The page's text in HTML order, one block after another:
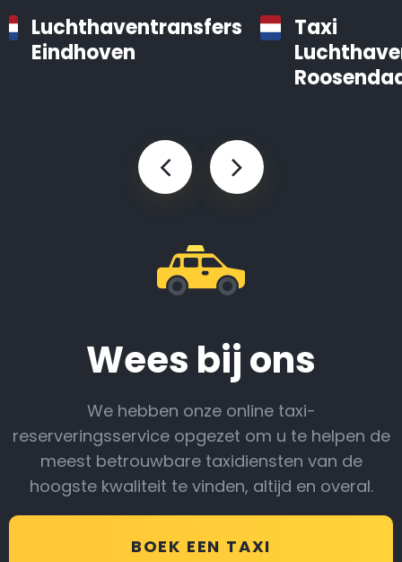
Luchthaventransfers
Eindhoven
Taxi
Wees bij ons
We hebben onze online taxi-
reserveringsservice opgezet om u te helpen de
meest betrouwbare taxidiensten van de
hoogste kwaliteit te vinden, altijd en overal.
BOEK EEN TAXI